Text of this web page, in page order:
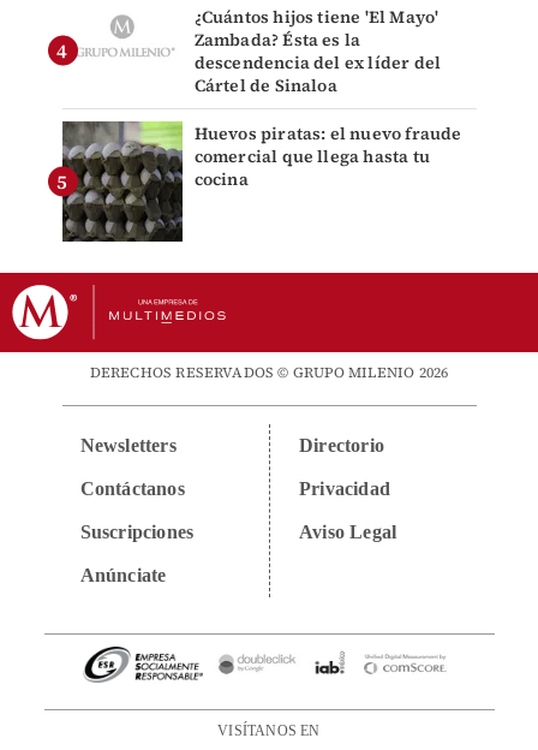
¿Cuántos hijos tiene 'El Mayo'
Zambada? Ésta es la
descendencia del ex líder del
Cártel de Sinaloa
Huevos piratas: el nuevo fraude
comercial que llega hasta tu
cocina
DERECHOS RESERVADOS © GRUPO MILENIO 2026
Newsletters
Contáctanos
Suscripciones
Anúnciate
Directorio
Privacidad
Aviso Legal
VISÍTANOS EN